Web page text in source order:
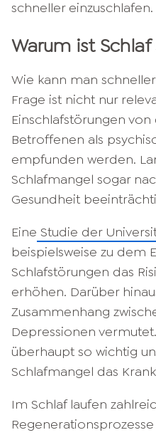
schneller einzuschlafen.
Warum ist
Wie kann man
Frage ist nicht nur
Einschlafstörungen
Betroffenen als
empfunden werden.
Schlafmangel sogar
Gesundheit
Eine Studie der
beispielsweise zu dem
Schlafstörungen das
erhöhen. Darüber
Zusammenhang
Depressionen
überhaupt so wichtig
Schlafmangel das
Im Schlaf laufen